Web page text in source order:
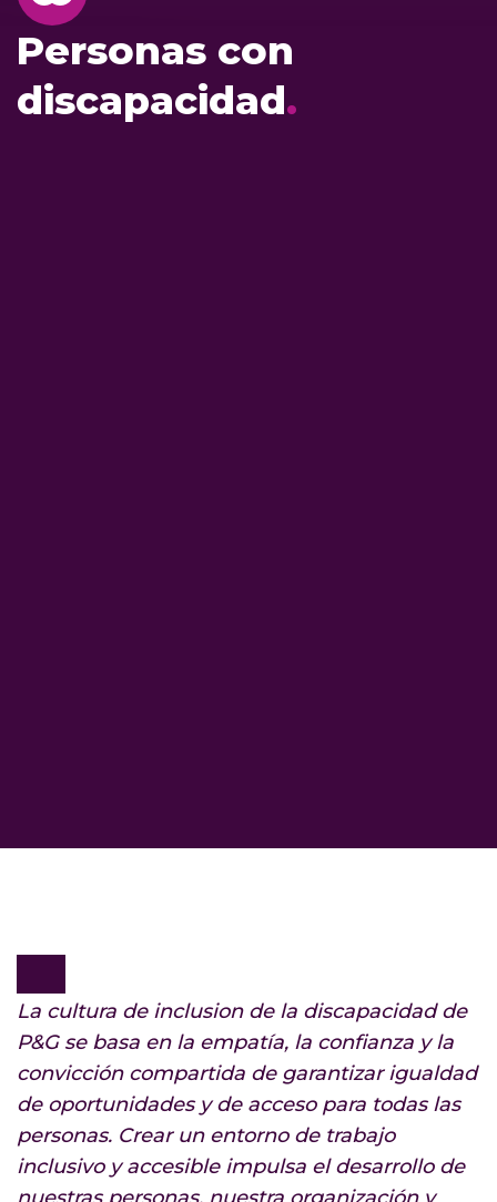
Personas con
discapacidad.
La cultura de inclusion de la discapacidad de
P&G se basa en la empatía, la confianza y la
convicción compartida de garantizar igualdad
de oportunidades y de acceso para todas las
personas. Crear un entorno de trabajo
inclusivo y accesible impulsa el desarrollo de